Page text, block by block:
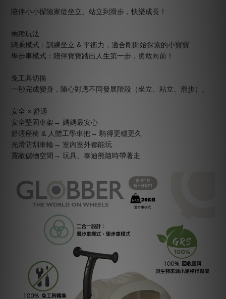
陪伴小小探險家從坐立、站立到滑步，快樂成長！
兩種玩法
騎乘模式：訓練坐立 & 平衡力，適合剛開始探索的小寶寶
學步車模式：陪伴寶寶踏出人生第一步，勇敢向前！
免工具切換
一秒完成變身，隨心對應不同發展階段（坐立、站立、滑步）。
安全 × 舒適
安全堅固車架→ 媽媽最安心
舒適座椅 & 人體工學車把→ 騎得更穩更久
光滑防刮車輪→ 室內室外都能玩
寬敞儲物空間→ 玩具、泰迪熊隨時帶著走